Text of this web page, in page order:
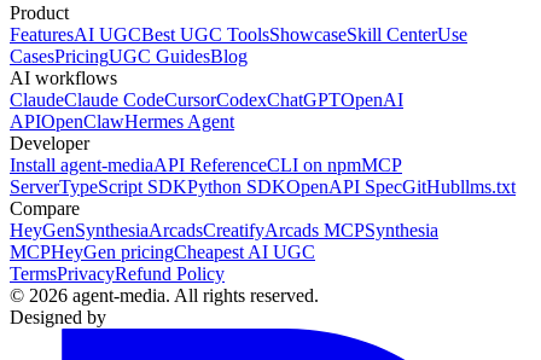
Product
FeaturesAI UGCBest UGC ToolsShowcaseSkill CenterUse
CasesPricingUGC GuidesBlog
AI workflows
ClaudeClaude CodeCursorCodexChatGPTOpenAI
APIOpenClawHermes Agent
Developer
Install agent-mediaAPI ReferenceCLI on npmMCP
ServerTypeScript SDKPython SDKOpenAPI SpecGitHubllms.txt
Compare
HeyGenSynthesiaArcadsCreatifyArcads MCPSynthesia
MCPHeyGen pricingCheapest AI UGC
TermsPrivacyRefund Policy
© 2026 agent-media. All rights reserved.
Designed by